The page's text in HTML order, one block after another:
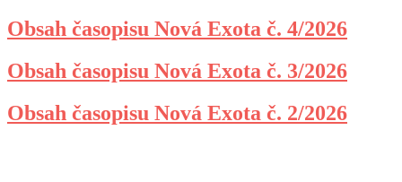
Obsah časopisu Nová Exota č. 4/2026
Obsah časopisu Nová Exota č. 3/2026
Obsah časopisu Nová Exota č. 2/2026